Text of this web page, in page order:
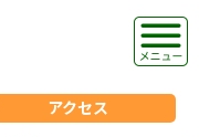
アクセス